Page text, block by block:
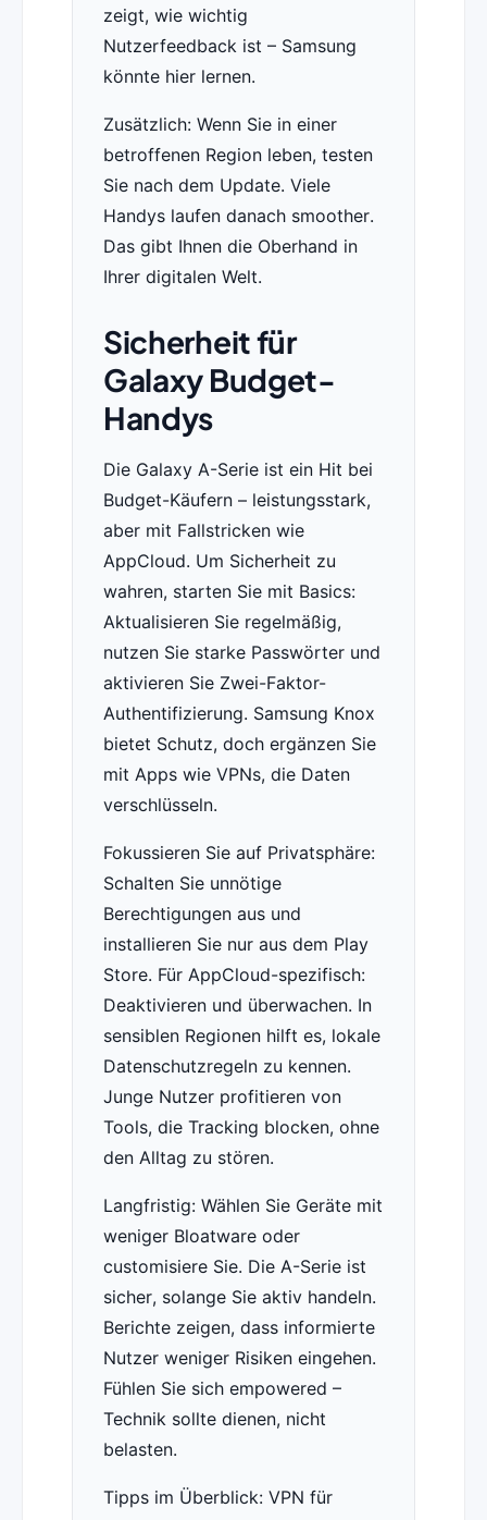
zeigt, wie wichtig
Nutzerfeedback ist – Samsung
könnte hier lernen.
Zusätzlich: Wenn Sie in einer
betroffenen Region leben, testen
Sie nach dem Update. Viele
Handys laufen danach smoother.
Das gibt Ihnen die Oberhand in
Ihrer digitalen Welt.
Sicherheit für
Galaxy Budget-
Handys
Die Galaxy A-Serie ist ein Hit bei
Budget-Käufern – leistungsstark,
aber mit Fallstricken wie
AppCloud. Um Sicherheit zu
wahren, starten Sie mit Basics:
Aktualisieren Sie regelmäßig,
nutzen Sie starke Passwörter und
aktivieren Sie Zwei-Faktor-
Authentifizierung. Samsung Knox
bietet Schutz, doch ergänzen Sie
mit Apps wie VPNs, die Daten
verschlüsseln.
Fokussieren Sie auf Privatsphäre:
Schalten Sie unnötige
Berechtigungen aus und
installieren Sie nur aus dem Play
Store. Für AppCloud-spezifisch:
Deaktivieren und überwachen. In
sensiblen Regionen hilft es, lokale
Datenschutzregeln zu kennen.
Junge Nutzer profitieren von
Tools, die Tracking blocken, ohne
den Alltag zu stören.
Langfristig: Wählen Sie Geräte mit
weniger Bloatware oder
customisiere Sie. Die A-Serie ist
sicher, solange Sie aktiv handeln.
Berichte zeigen, dass informierte
Nutzer weniger Risiken eingehen.
Fühlen Sie sich empowered –
Technik sollte dienen, nicht
belasten.
Tipps im Überblick: VPN für